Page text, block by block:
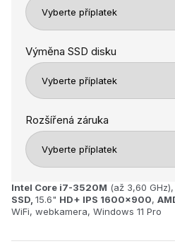
Výměna SSD disku
Rozšířená záruka
Intel Core i7-3520M (až 3,60 GHz),
SSD, 15.6" HD+ IPS 1600x900,
WiFi, webkamera, Windows 11 Pro